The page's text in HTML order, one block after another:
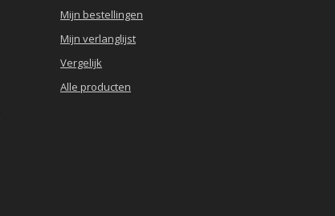
Mijn bestellingen
Mijn verlanglijst
Vergelijk
Alle producten